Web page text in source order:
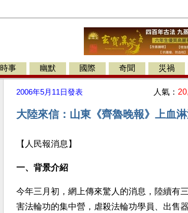
時事 幽默 國際 奇聞 災禍
2006年5月11日發表 人氣：
大陸來信：山東《齊魯晚報》上血
【人民報消息】
一、背景介紹
今年三月初，網上傳來驚人的消息，陸續有
害法輪功的集中營，虐殺法輪功學員、出售